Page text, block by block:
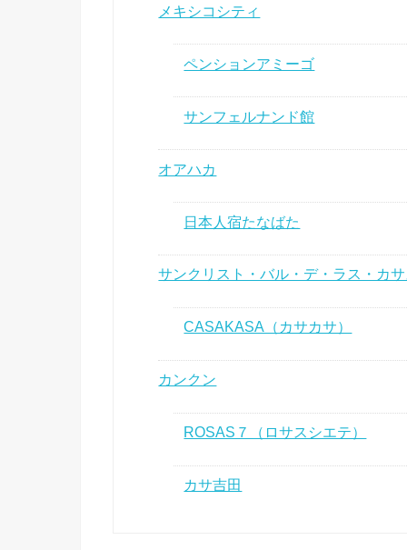
メキシコシティ
ペンションアミーゴ
サンフェルナンド館
オアハカ
日本人宿たなばた
サンクリスト・バル・デ・ラス・カ
CASAKASA（カサカサ）
カンクン
ROSAS７（ロサスシエテ）
カサ吉田